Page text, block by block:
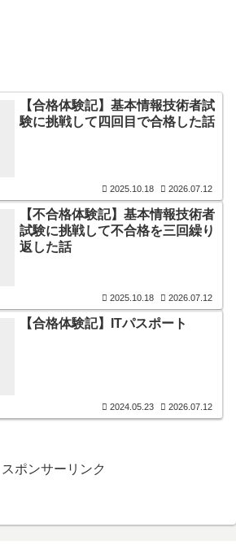
【合格体験記】基本情報技術者試
験に挑戦して四回目で合格した話
2025.10.18 2026.07.12
【不合格体験記】基本情報技術者
試験に挑戦して不合格を三回繰り
返した話
2025.10.18 2026.07.12
【合格体験記】ITパスポート
2024.05.23 2026.07.12
スポンサーリンク